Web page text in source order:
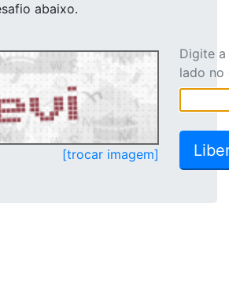
abaixo.
[trocar imagem]
Digite
lado no